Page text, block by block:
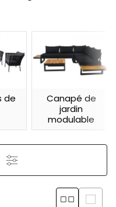
de
Canapé de
jardin
modulable